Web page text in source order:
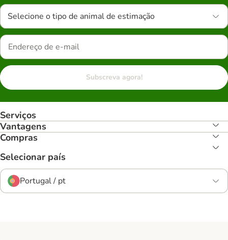
Selecione o tipo de animal de estimação
Subscreva agora!
Serviços
Vantagens
Compras
Selecionar país
Portugal / pt